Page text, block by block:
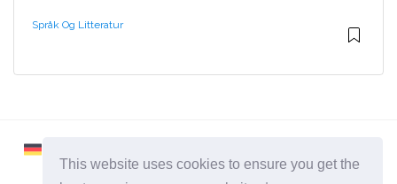
This website uses cookies to ensure you get the
Språk Og Litteratur